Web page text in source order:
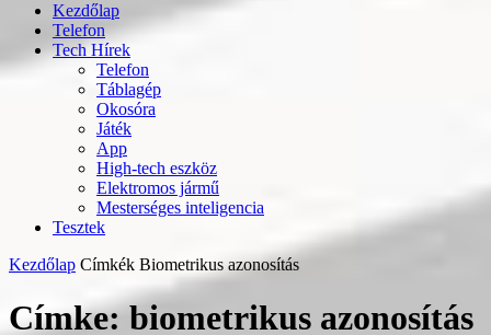
Kezdőlap
Telefon
Tech Hírek
Telefon
Táblagép
Okosóra
Játék
App
High-tech eszköz
Elektromos jármű
Mesterséges inteligencia
Tesztek
Kezdőlap Címkék Biometrikus azonosítás
Címke: biometrikus azonosítás